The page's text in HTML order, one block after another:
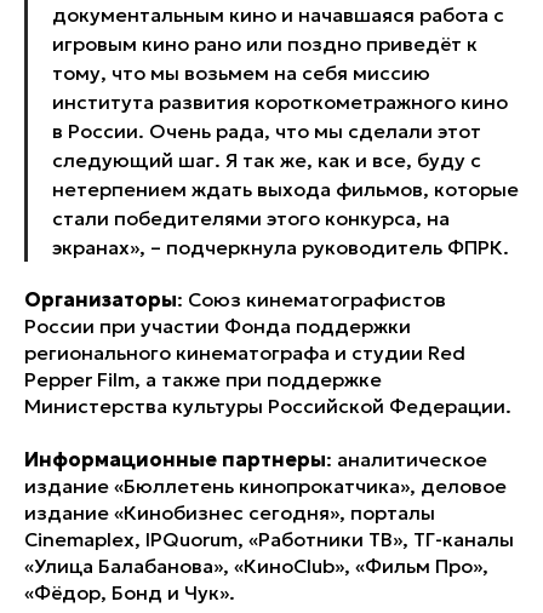
документальным кино и начавшаяся работа с
игровым кино рано или поздно приведёт к
тому, что мы возьмем на себя миссию
института развития короткометражного кино
в России. Очень рада, что мы сделали этот
следующий шаг. Я так же, как и все, буду с
нетерпением ждать выхода фильмов, которые
стали победителями этого конкурса, на
экранах», – подчеркнула руководитель ФПРК.
Организаторы: Союз кинематографистов
России при участии Фонда поддержки
регионального кинематографа и студии Red
Pepper Film, а также при поддержке
Министерства культуры Российской Федерации.
Информационные партнеры: аналитическое
издание «Бюллетень кинопрокатчика», деловое
издание «Кинобизнес сегодня», порталы
Cinemaplex, IPQuorum, «Работники ТВ», ТГ-каналы
«Улица Балабанова», «КиноClub», «Фильм Про»,
«Фёдор, Бонд и Чук».